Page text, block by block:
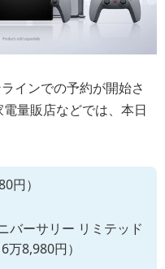
インでの予約が開始さ
量販店などでは、本日
円）
バーサリー リミテッド
8,980円）